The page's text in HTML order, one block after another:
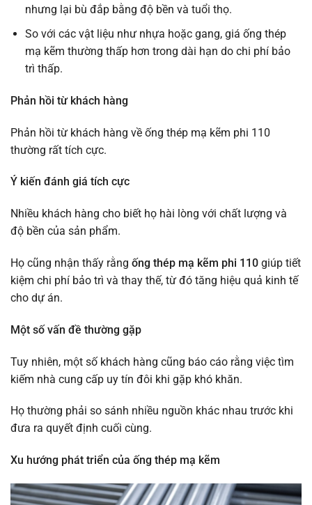
nhưng lại bù đắp bằng độ bền và tuổi thọ.
So với các vật liệu như nhựa hoặc gang, giá ống thép
mạ kẽm thường thấp hơn trong dài hạn do chi phí bảo
trì thấp.
Phản hồi từ khách hàng
Phản hồi từ khách hàng về ống thép mạ kẽm phi 110
thường rất tích cực.
Ý kiến đánh giá tích cực
Nhiều khách hàng cho biết họ hài lòng với chất lượng và
độ bền của sản phẩm.
Họ cũng nhận thấy rằng ống thép mạ kẽm phi 110 giúp tiết
kiệm chi phí bảo trì và thay thế, từ đó tăng hiệu quả kinh tế
cho dự án.
Một số vấn đề thường gặp
Tuy nhiên, một số khách hàng cũng báo cáo rằng việc tìm
kiếm nhà cung cấp uy tín đôi khi gặp khó khăn.
Họ thường phải so sánh nhiều nguồn khác nhau trước khi
đưa ra quyết định cuối cùng.
Xu hướng phát triển của ống thép mạ kẽm